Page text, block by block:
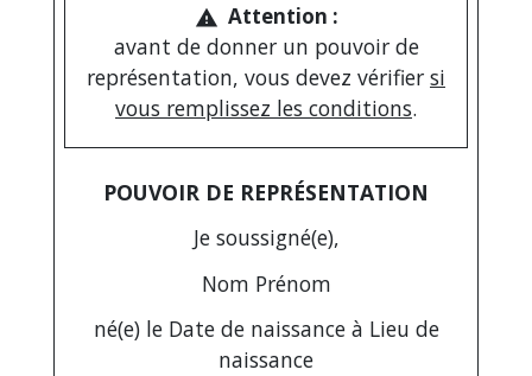
warning Attention :
avant de donner un pouvoir de
représentation, vous devez vérifier si
vous remplissez les conditions.
POUVOIR DE REPRÉSENTATION
Je soussigné(e),
Nom Prénom
né(e) le Date de naissanceà Lieu de
naissance